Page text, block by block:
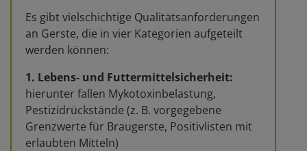
Es gibt vielschichtige Qualitätsanforderungen
an Gerste, die in vier Kategorien aufgeteilt
werden können:
1. Lebens- und Futtermittelsicherheit:
hierunter fallen Mykotoxinbelastung,
Pestizidrückstände (z. B. vorgegebene
Grenzwerte für Braugerste, Positivlisten mit
erlaubten Mitteln)